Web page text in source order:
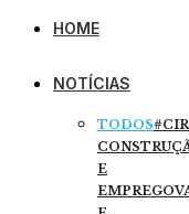
HOME
NOTÍCIAS
TODOS
E
EMPREGO